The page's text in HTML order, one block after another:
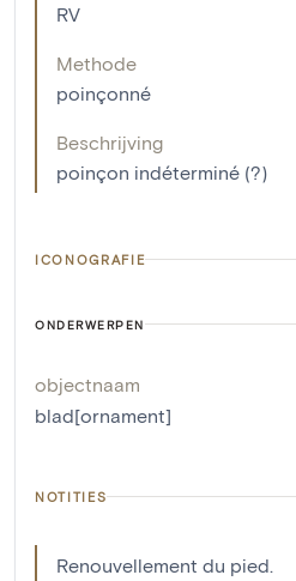
RV
Methode
poinçonné
Beschrijving
poinçon indéterminé (?)
ICONOGRAFIE
ONDERWERPEN
objectnaam
blad[ornament]
NOTITIES
Renouvellement du pied.